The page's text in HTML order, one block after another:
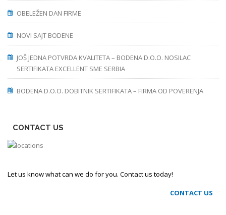
OBELEŽEN DAN FIRME
NOVI SAJT BODENE
JOŠ JEDNA POTVRDA KVALITETA – BODENA D.O.O. NOSILAC
SERTIFIKATA EXCELLENT SME SERBIA
BODENA D.O.O. DOBITNIK SERTIFIKATA – FIRMA OD POVERENJA
CONTACT US
Let us know what can we do for you. Contact us today!
CONTACT US